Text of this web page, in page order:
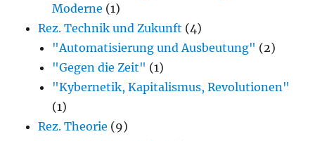
Moderne (1)
Rez. Technik und Zukunft (4)
"Automatisierung und Ausbeutung" (2)
"Gegen die Zeit" (1)
"Kybernetik, Kapitalismus, Revolutionen"
(1)
Rez. Theorie (9)